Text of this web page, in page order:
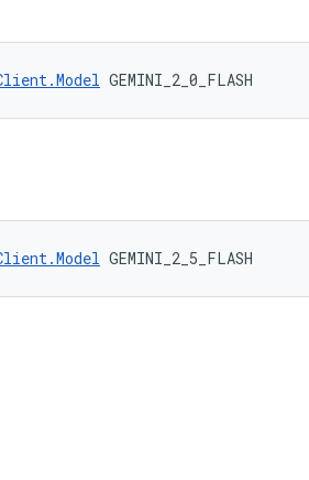
GEMINI_2_0_FLASH
GEMINI_2_5_FLASH